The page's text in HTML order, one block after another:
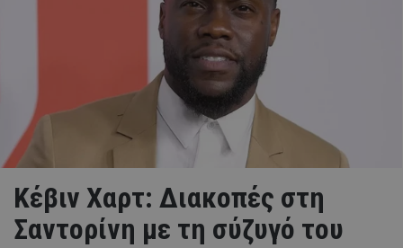
Κέβιν Χαρτ: Διακοπές στη
Σαντορίνη με τη σύζυγό του